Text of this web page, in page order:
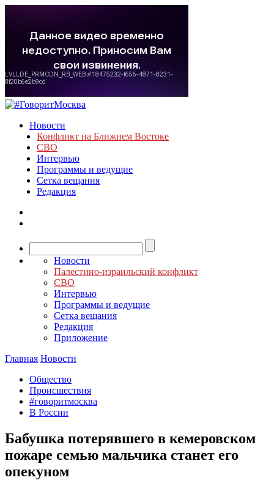
Новости
Конфликт на Ближнем Востоке
СВО
Интервью
Программы и ведущие
Сетка вещания
Редакция
Новости
Палестино-израильский конфликт
СВО
Интервью
Программы и ведущие
Сетка вещания
Редакция
Приложение
Главная Новости
Общество
Происшествия
#говоритмосква
В России
Бабушка потерявшего в кемеровском
пожаре семью мальчика станет его
опекуном